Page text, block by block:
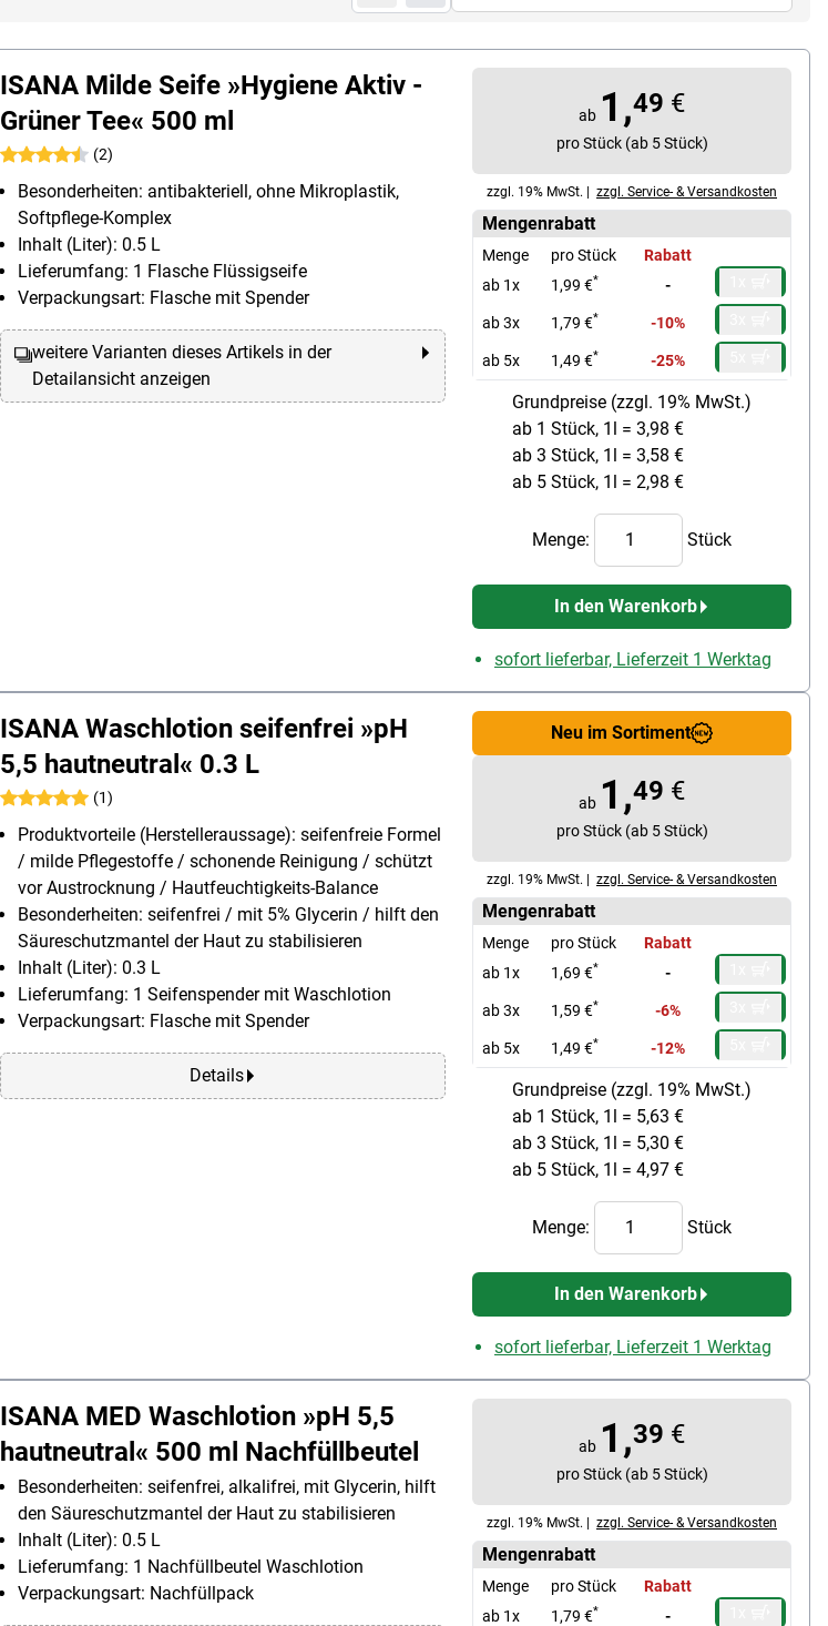
ISANA Milde Seife »Hygiene Aktiv -
Grüner Tee« 500 ml
(2)
Besonderheiten: antibakteriell, ohne Mikroplastik,
Softpflege-Komplex
Inhalt (Liter): 0.5 L
Lieferumfang: 1 Flasche Flüssigseife
Verpackungsart: Flasche mit Spender
weitere Varianten dieses Artikels in der
Detailansicht anzeigen
ab 1,49 €
pro Stück (ab 5 Stück)
zzgl. 19% MwSt. | zzgl. Service- & Versandkosten
Mengenrabatt
Menge pro Stück
Rabatt
ab 1x
1,99 €* -
ab 3x 1,79 €* -10%
ab 5x 1,49 €* -25%
Grundpreise (zzgl. 19% MwSt.)
ab 1 Stück, 1l = 3,98 €
ab 3 Stück, 1l = 3,58 €
ab 5 Stück, 1l = 2,98 €
Menge: Stück
In den Warenkorb
sofort lieferbar, Lieferzeit 1 Werktag
ISANA Waschlotion seifenfrei »pH
5,5 hautneutral« 0.3 L
(1)
Produktvorteile (Herstelleraussage): seifenfreie Formel
/ milde Pflegestoffe / schonende Reinigung / schützt
vor Austrocknung / Hautfeuchtigkeits-Balance
Besonderheiten: seifenfrei / mit 5% Glycerin / hilft den
Säureschutzmantel der Haut zu stabilisieren
Inhalt (Liter): 0.3 L
Lieferumfang: 1 Seifenspender mit Waschlotion
Verpackungsart: Flasche mit Spender
Details
Neu im Sortiment
ab 1,49 €
pro Stück (ab 5 Stück)
zzgl. 19% MwSt. | zzgl. Service- & Versandkosten
Mengenrabatt
Menge pro Stück
Rabatt
ab 1x
1,69 €* -
ab 3x 1,59 €* -6%
ab 5x 1,49 €* -12%
Grundpreise (zzgl. 19% MwSt.)
ab 1 Stück, 1l = 5,63 €
ab 3 Stück, 1l = 5,30 €
ab 5 Stück, 1l = 4,97 €
Menge: Stück
In den Warenkorb
sofort lieferbar, Lieferzeit 1 Werktag
ISANA MED Waschlotion »pH 5,5
hautneutral« 500 ml Nachfüllbeutel
Besonderheiten: seifenfrei, alkalifrei, mit Glycerin, hilft
den Säureschutzmantel der Haut zu stabilisieren
Inhalt (Liter): 0.5 L
Lieferumfang: 1 Nachfüllbeutel Waschlotion
Verpackungsart: Nachfüllpack
ab 1,39 €
pro Stück (ab 5 Stück)
zzgl. 19% MwSt. | zzgl. Service- & Versandkosten
Mengenrabatt
Menge pro Stück
Rabatt
ab 1x
1,79 €* -